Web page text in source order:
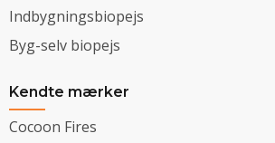
Indbygningsbiopejs
Byg-selv biopejs
Kendte mærker
Cocoon Fires